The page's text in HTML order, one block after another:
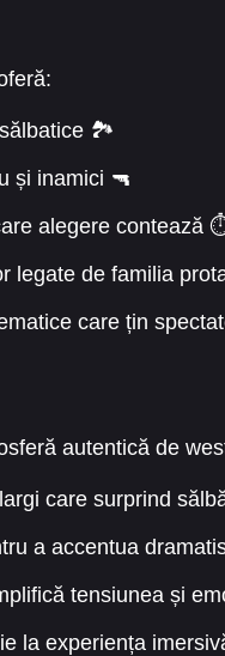
sălbatice 🏞️
și inamici 🔫
alegere contează
legate de familia
care țin
autentică de
care surprind
a accentua
tensiunea și
la experiența